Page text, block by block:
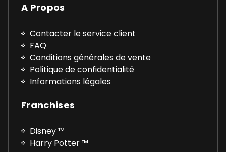
A Propos
Contacter le service client
FAQ
Conditions générales de vente
Politique de confidentialité
Informations légales
Franchises
Disney ™
Harry Potter ™